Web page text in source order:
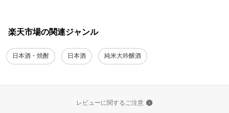
楽天市場の関連ジャンル
日本酒・焼酎 日本酒 純米大吟醸酒
レビューに関するご注意